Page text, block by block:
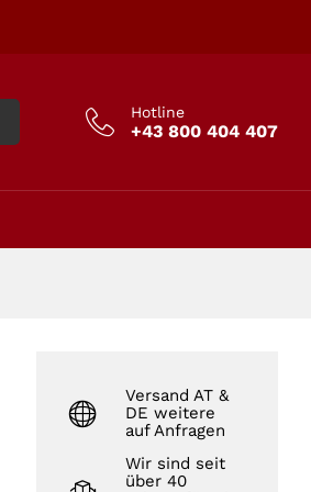
Hotline
+43 800 404 407
Versand AT &
DE weitere
auf Anfragen
Wir sind seit
über 40